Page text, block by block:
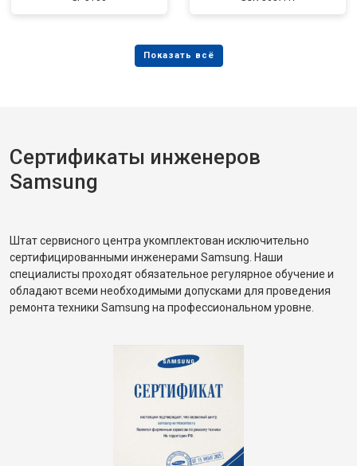
Сертификаты инженеров
Samsung
Штат сервисного центра укомплектован исключительно
сертифицированными инженерами Samsung. Наши
специалисты проходят обязательное регулярное обучение и
обладают всеми необходимыми допусками для проведения
ремонта техники Samsung на профессиональном уровне.